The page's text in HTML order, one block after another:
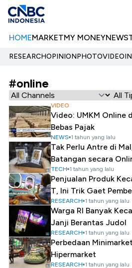
HOMEMARKETMY MONEYNEWS
RESEARCHOPINIONPHOTOVIDEO
#online
VIDEO
Video: UMKM Online
Bebas Pajak
NEWS 1 tahun yang lalu
Tak Perlu Antre di
Batangan secara
TECH 1 tahun yang lalu
Penjualan Produk
T, Ini Trik Gaet
RESEARCH 1 tahun yang lalu
Warga RI Banyak
Janji Berantas Judol
RESEARCH 1 tahun yang lalu
Perbedaan
Hipermarket
RESEARCH 1 tahun yang lalu